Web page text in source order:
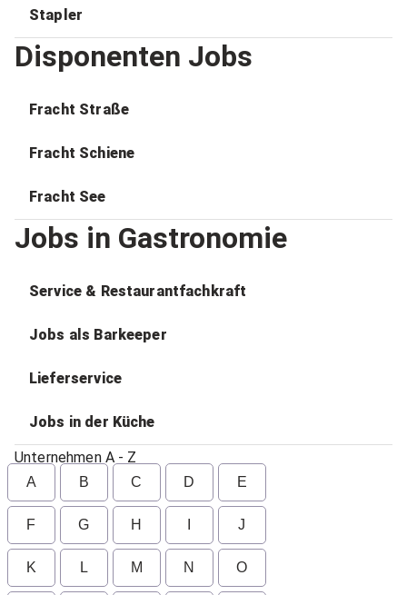
Stapler
Disponenten Jobs
Fracht Straße
Fracht Schiene
Fracht See
Jobs in Gastronomie
Service & Restaurantfachkraft
Jobs als Barkeeper
Lieferservice
Jobs in der Küche
Unternehmen A - Z
A B C D E
F G H J
K L M N O